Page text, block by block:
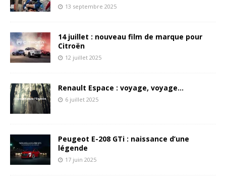
13 septembre 2025
14 juillet : nouveau film de marque pour
Citroën
12 juillet 2025
Renault Espace : voyage, voyage…
6 juillet 2025
Peugeot E-208 GTi : naissance d’une
légende
17 juin 2025